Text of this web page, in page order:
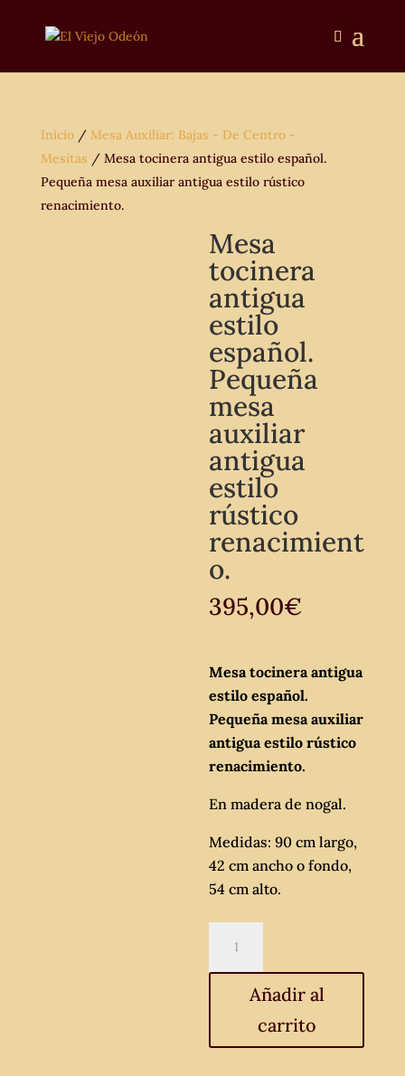
Inicio/ Mesa Auxiliar: Bajas - De Centro -
Mesitas / Mesa tocinera antigua estilo español.
Pequeña mesa auxiliar antigua estilo rústico
renacimiento.
Mesa
tocinera
antigua
estilo
español.
Pequeña
mesa
auxiliar
antigua
estilo
rústico
renacimient
o.
395,00€
Mesa tocinera antigua
estilo español.
Pequeña mesa auxiliar
antigua estilo rústico
renacimiento.
En madera de nogal.
Medidas: 90 cm largo,
42 cm ancho o fondo,
54 cm alto.
tocinera
antigua
Pequeña
Añadir al
carrito